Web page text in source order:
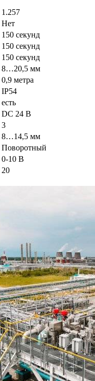
1.257
Нет
150 секунд
150 секунд
150 секунд
8…20,5 мм
0,9 метра
IP54
есть
DC 24 В
3
8…14,5 мм
Поворотный
0-10 В
20